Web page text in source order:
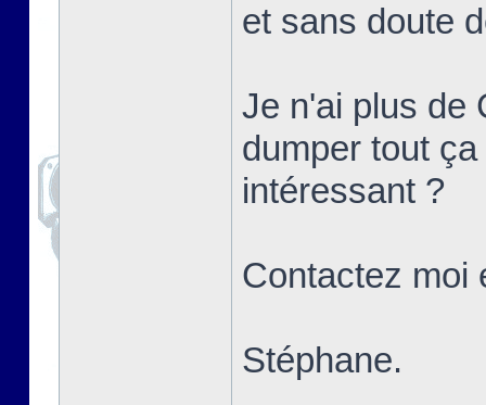
et sans doute
Je n'ai plus de
dumper tout
intéressant ?
Contactez moi
Stéphane.